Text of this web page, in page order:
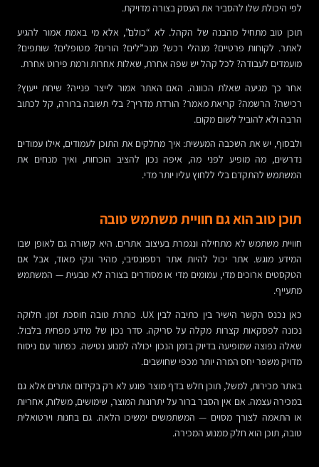
לפי היכולת שלו להסביר את העסק בצורה מדויקת.
תוכן טוב מתחיל מהבנה של הקהל. לא “כולם”, אלא מי באמת אמור להגיע
לאתר. לקוחות פרטיים? מנהלי רכש? מנכ”לים? הורים? מטופלים? שותפים?
מועמדים לעבודה? לכל קהל יש שפה אחרת, שאלות אחרות ורמת פירוט אחרת.
אחר כך מגיעה שאלת הכוונה. האם האתר אמור לייצר פנייה? שיחת ייעוץ?
רכישה? הרשמה? קריאת מאמר? הורדת מדריך? בלי תשובה ברורה, קל לכתוב
הרבה ולא להוביל לשום מקום.
ולבסוף, יש את השכבה המעשית: איך מחלקים את התוכן לעמודים, אילו עמודים
נדרשים, מה מופיע לפני מה, איפה נכון להציב הוכחות, ואיך מנחים את
המשתמש להתקדם בלי ללחוץ עליו יותר מדי.
תוכן טוב הוא גם חוויית משתמש טובה
חוויית משתמש לא מתחילה ונגמרת בעיצוב אתרים. היא קשורה גם לאופן שבו
המידע מוגש. אתר יכול להיות אתר רספונסיבי, מהיר ונקי מאוד, אבל אם
הטקסטים ארוכים מדי, עמומים מדי או מסודרים בצורה לא טבעית — המשתמש
מתעייף.
כאן נכנס הקשר הישיר בין כתיבה לבין UX. כותרת טובה חוסכת זמן. חלוקה
נכונה לפסקאות קצרות מקלה על סריקה. סדר נכון של מידע מפחית בלבול.
שאלה נפוצה שמופיעה בדיוק בזמן הנכון יכולה למנוע נטישה. כפתור עם ניסוח
מדויק משפר יחס המרה יותר מכפי שחושבים.
באתר מכירות, למשל, תוכן חלש בדף מוצר פוגע לא רק בקידום אתרים אלא גם
במכירה עצמה. אם אין הסבר ברור על יתרונות המוצר, שימושים, משלוח, אחריות
או התאמה לצורך מסוים — המשתמשים ימשיכו הלאה. גם בחנות וירטואלית
טובה, תוכן הוא חלק ממנוע המכירה.